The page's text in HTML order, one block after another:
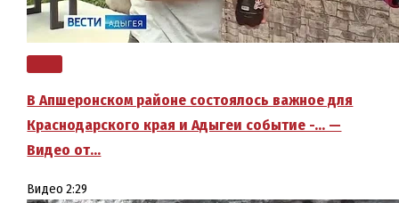
В Апшеронском районе состоялось важное для
Краснодарского края и Адыгеи событие -… —
Видео от…
Видео 2:29